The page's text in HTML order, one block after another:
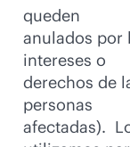
queden
anulados por
intereses o
derechos de
personas
afectadas).